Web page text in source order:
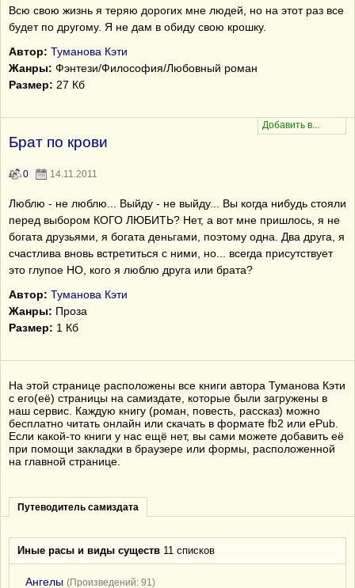
Всю свою жизнь я теряю дорогих мне людей, но на этот раз все
будет по другому. Я не дам в обиду свою крошку.
Автор: Туманова Кэти
Жанры: Фэнтези/Философия/Любовный роман
Размер: 27 Кб
Брат по крови
0 14.11.2011
Люблю - не люблю... Выйду - не выйду... Вы когда нибудь стояли
перед выбором КОГО ЛЮБИТЬ? Нет, а вот мне пришлось, я не
богата друзьями, я богата деньгами, поэтому одна. Два друга, я
счастлива вновь встретиться с ними, но... всегда присутствует
это глупое НО, кого я люблю друга или брата?
Автор: Туманова Кэти
Жанры: Проза
Размер: 1 Кб
На этой странице расположены все книги автора Туманова Кэти
с его(её) страницы на самиздате, которые были загружены в
наш сервис. Каждую книгу (роман, повесть, рассказ) можно
бесплатно читать онлайн или скачать в формате fb2 или ePub.
Если какой-то книги у нас ещё нет, вы сами можете добавить её
при помощи закладки в браузере или формы, расположенной
на главной странице.
Путеводитель самиздата
Иные расы и виды существ 11 списков
Ангелы (Произведений: 91)